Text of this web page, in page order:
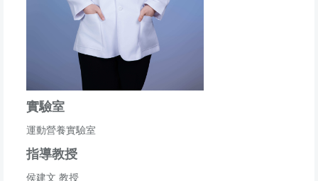
實驗室
運動營養實驗室
指導教授
侯建文 教授